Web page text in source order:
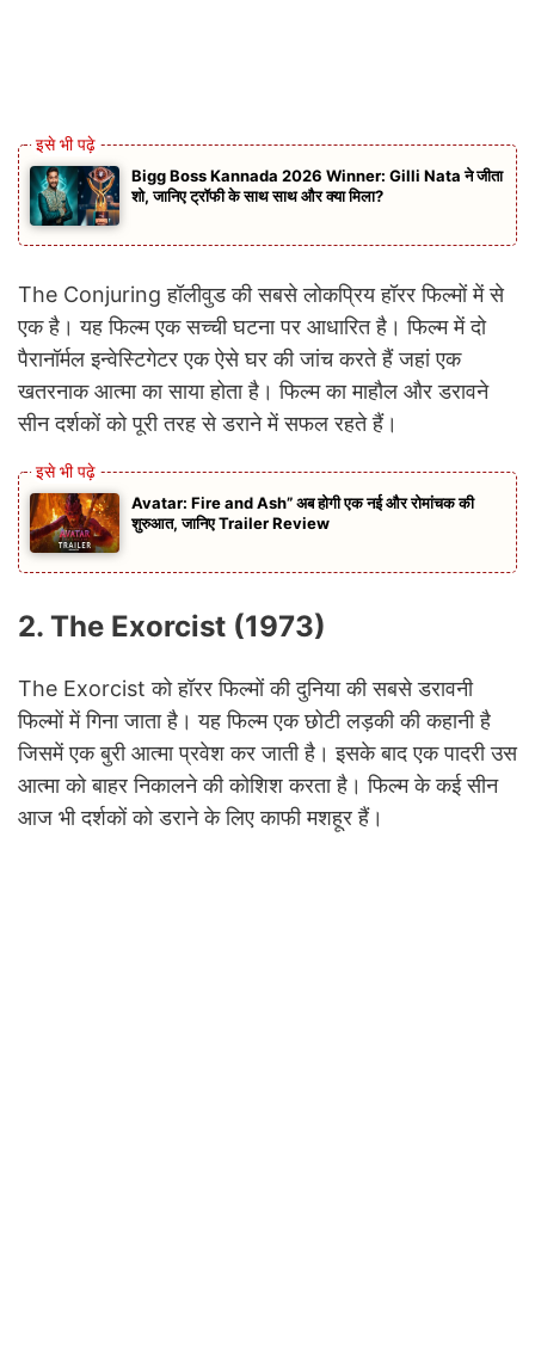
Bigg Boss Kannada 2026 Winner: Gilli Nata ने जीता
शो, जानिए ट्रॉफी के साथ साथ और क्या मिला?
The Conjuring हॉलीवुड की सबसे लोकप्रिय हॉरर फिल्मों में से
एक है। यह फिल्म एक सच्ची घटना पर आधारित है। फिल्म में दो
पैरानॉर्मल इन्वेस्टिगेटर एक ऐसे घर की जांच करते हैं जहां एक
खतरनाक आत्मा का साया होता है। फिल्म का माहौल और डरावने
सीन दर्शकों को पूरी तरह से डराने में सफल रहते हैं।
Avatar: Fire and Ash” अब होगी एक नई और रोमांचक की
शुरुआत, जानिए Trailer Review
2. The Exorcist (1973)
The Exorcist को हॉरर फिल्मों की दुनिया की सबसे डरावनी
फिल्मों में गिना जाता है। यह फिल्म एक छोटी लड़की की कहानी है
जिसमें एक बुरी आत्मा प्रवेश कर जाती है। इसके बाद एक पादरी उस
आत्मा को बाहर निकालने की कोशिश करता है। फिल्म के कई सीन
आज भी दर्शकों को डराने के लिए काफी मशहूर हैं।